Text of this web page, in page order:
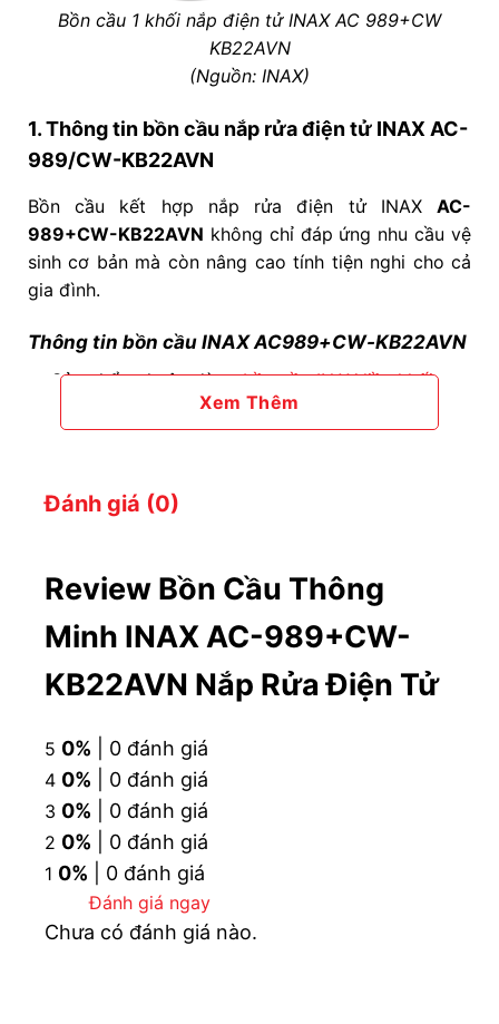
Bồn cầu 1 khối nắp điện tử INAX AC 989+CW
KB22AVN
(Nguồn: INAX)
1. Thông tin bồn cầu nắp rửa điện tử INAX AC-
989/CW-KB22AVN
Bồn cầu kết hợp nắp rửa điện tử INAXAC-
989+CW-KB22AVN không chỉ đáp ứng nhu cầu vệ
sinh cơ bản mà còn nâng cao tính tiện nghi cho cả
gia đình.
Thông tin bồn cầu INAX AC989+CW-KB22AVN
Sản phẩm thuộc dòngbồn cầu INAX liền khối;
0.75MPa;
Tâm xả: 300mm (+/-5mm);
Đường kính ống thải chờ: Ø110 class 1,2 (TCVN).
Thông tin bệ bệt AC-989+CW-KB22AVN đi
Sản phẩm thuộc dòng
Kích thước nắp CW-KB22AVN: 553x474x149 mm
(dài x rộng x cao);
Áp suất nước cấp: 0.06 ~ 0.75MPa; Cấp nước tự
động, két nước 0.67L;
Vật liệu kháng khuẩn Ag+ đạt chuẩn SIAA;
Xem Thêm
Đánh giá (0)
Review Bồn Cầu Thông
Minh INAX AC-989+CW-
KB22AVN Nắp Rửa Điện Tử
5 0% | 0 đánh giá
4 0% | 0 đánh giá
3 0% | 0 đánh giá
2 0% | 0 đánh giá
1 0% | 0 đánh giá
Đánh giá ngay
Chưa có đánh giá nào.